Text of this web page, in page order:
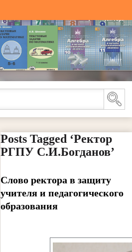
Posts Tagged ‘Ректор
РГПУ С.И.Богданов’
Слово ректора в защиту
учителя и педагогического
образования